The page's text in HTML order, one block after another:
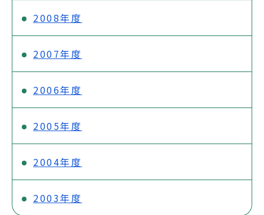
2008年度
2007年度
2006年度
2005年度
2004年度
2003年度